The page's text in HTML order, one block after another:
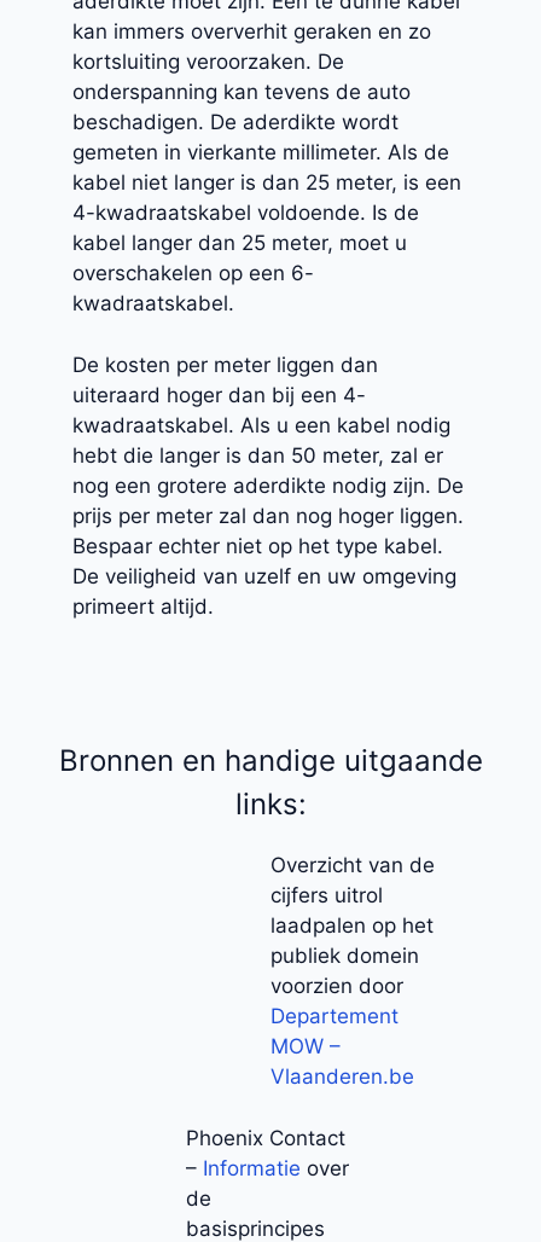
kan immers oververhit geraken en zo
kortsluiting veroorzaken. De
onderspanning kan tevens de auto
beschadigen. De aderdikte wordt
gemeten in vierkante millimeter. Als de
kabel niet langer is dan 25 meter, is een
4-kwadraatskabel voldoende. Is de
kabel langer dan 25 meter, moet u
overschakelen op een 6-
kwadraatskabel.
De kosten per meter liggen dan
uiteraard hoger dan bij een 4-
kwadraatskabel. Als u een kabel nodig
hebt die langer is dan 50 meter, zal er
nog een grotere aderdikte nodig zijn. De
prijs per meter zal dan nog hoger liggen.
Bespaar echter niet op het type kabel.
De veiligheid van uzelf en uw omgeving
primeert altijd.
Bronnen en handige uitgaande
links:
Overzicht van de
cijfers uitrol
laadpalen op het
publiek domein
voorzien door
Departement
MOW –
Vlaanderen.be
Phoenix Contact
– Informatie over
de
basisprincipes